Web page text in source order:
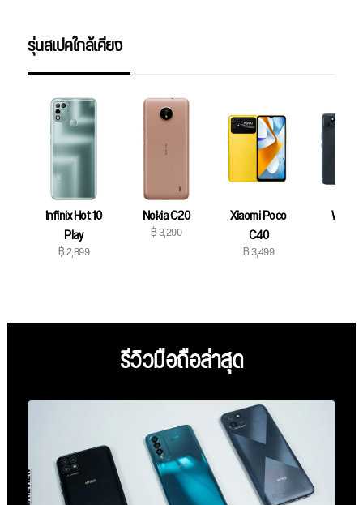
รุ่นสเปคใกล้เคียง
Infinix Hot 10
Play
฿ 2,899
Nokia C20
฿ 3,290
Xiaomi Poco
C40
฿ 3,499
Wiko
รีวิวมือถือล่าสุด